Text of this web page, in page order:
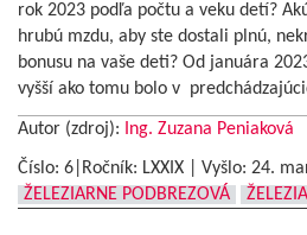
rok 2023 podľa počtu a veku detí?
hrubú mzdu, aby ste dostali plnú,
bonusu na vaše deti? Od januára
vyšší ako tomu bolo v
Autor (zdroj): Ing. Zuzana Peniaková
Číslo: 6|Ročník: LXXIX | Vyšlo: 24.
ŽELEZIARNE PODBREZOVÁ